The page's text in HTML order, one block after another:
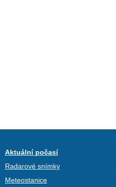
Aktuální počasí
Radarové snímky
Meteostanice